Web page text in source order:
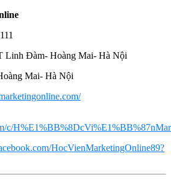
Linh Đàm- Hoàng Mai- Hà Nội
Mai- Hà Nội
c/
HocVienMarketingOnline89?